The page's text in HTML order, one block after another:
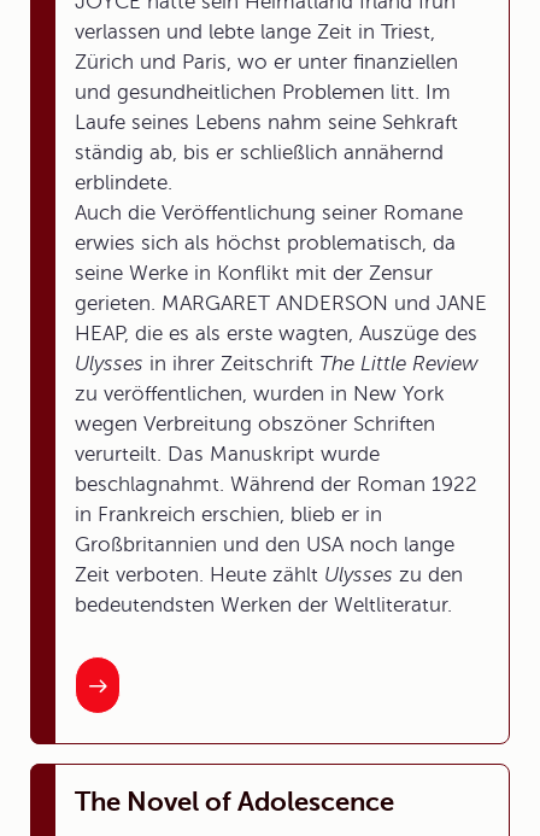
verlassen und lebte lange Zeit in Triest,
Zürich und Paris, wo er unter finanziellen
und gesundheitlichen Problemen litt. Im
Laufe seines Lebens nahm seine Sehkraft
ständig ab, bis er schließlich annähernd
erblindete.
Auch die Veröffentlichung seiner Romane
erwies sich als höchst problematisch, da
seine Werke in Konflikt mit der Zensur
gerieten. MARGARET ANDERSON und JANE
HEAP, die es als erste wagten, Auszüge des
Ulysses in ihrer Zeitschrift The Little Review
zu veröffentlichen, wurden in New York
wegen Verbreitung obszöner Schriften
verurteilt. Das Manuskript wurde
beschlagnahmt. Während der Roman 1922
in Frankreich erschien, blieb er in
Großbritannien und den USA noch lange
Zeit verboten. Heute zählt Ulysses zu den
bedeutendsten Werken der Weltliteratur.
The Novel of Adolescence